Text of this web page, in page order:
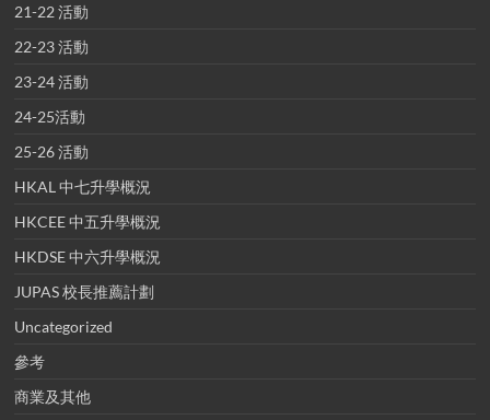
21-22 活動
22-23 活動
23-24 活動
24-25活動
25-26 活動
HKAL 中七升學概況
HKCEE 中五升學概況
HKDSE 中六升學概況
JUPAS 校長推薦計劃
Uncategorized
參考
商業及其他